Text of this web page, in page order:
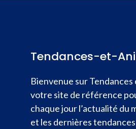
Tendances-et-
Bienvenue sur Tendances
votre site de référence
chaque jour l’actualité du
et les dernières